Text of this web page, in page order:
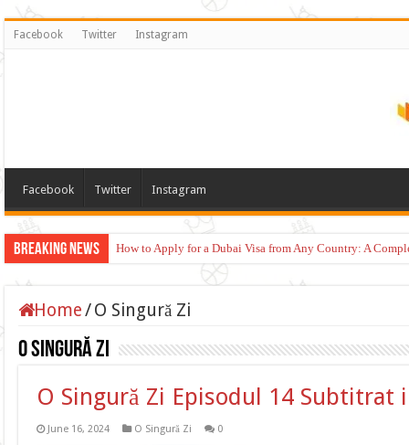
Facebook Twitter Instagram
Facebook Twitter Instagram
Breaking News How to Apply for a Dubai Visa from Any Country: A
Home/O Singură Zi
O Singură Zi
O Singură Zi Episodul 14 Subtitrat
June 16, 2024 O Singură Zi 0